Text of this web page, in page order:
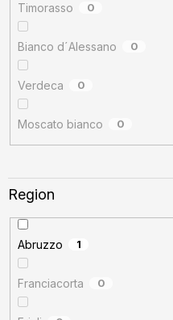
Timorasso 0
Bianco d´Alessano 0
Verdeca 0
Moscato bianco 0
Region
Abruzzo 1
Franciacorta 0